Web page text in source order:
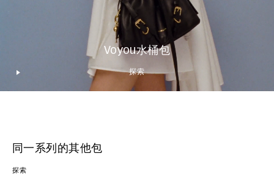
Voyou水桶包
探索​
同一系列的其他包
探索